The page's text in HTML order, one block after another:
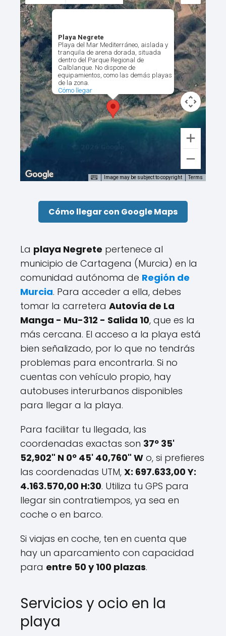
Playa Negrete
Playa del Mar Mediterráneo, aislada y
tranquila de arena dorada, situada
dentro del Parque Regional de
Calblanque. No dispone de
equipamientos, como las demás playas
de la zona.
Cómo llegar
Image may be subject to copyright Terms
Cómo llegar con Google Maps
La playa Negrete pertenece al
municipio de Cartagena (Murcia) en la
comunidad autónoma de Región de
Murcia. Para acceder a ella, debes
tomar la carretera Autovía de La
Manga - Mu-312 - Salida 10, que es la
más cercana. El acceso a la playa está
bien señalizado, por lo que no tendrás
problemas para encontrarla. Si no
cuentas con vehículo propio, hay
autobuses interurbanos disponibles
para llegar a la playa.
Para facilitar tu llegada, las
coordenadas exactas son 37º 35'
52,902" N 0º 45' 40,760" W o, si prefieres
las coordenadas UTM, X: 697.633,00 Y:
4.163.570,00 H:30. Utiliza tu GPS para
llegar sin contratiempos, ya sea en
coche o en barco.
Si viajas en coche, ten en cuenta que
hay un aparcamiento con capacidad
para entre 50 y 100 plazas.
Servicios y ocio en la
playa